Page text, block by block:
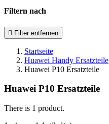
Filtern nach
 Filter entfernen
Startseite
Huawei Handy Ersatzteile
Huawei P10 Ersatzteile
Huawei P10 Ersatzteile
There is 1 product.